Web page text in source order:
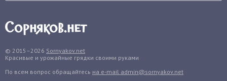
Грядки
Гуава
Гузмания
Дайкон
© 2015–2026 Sornyakov.net
Красивые и урожайные грядки своими руками
По всем вопрос обращайтесь на e-mail admin@sornyakov.net